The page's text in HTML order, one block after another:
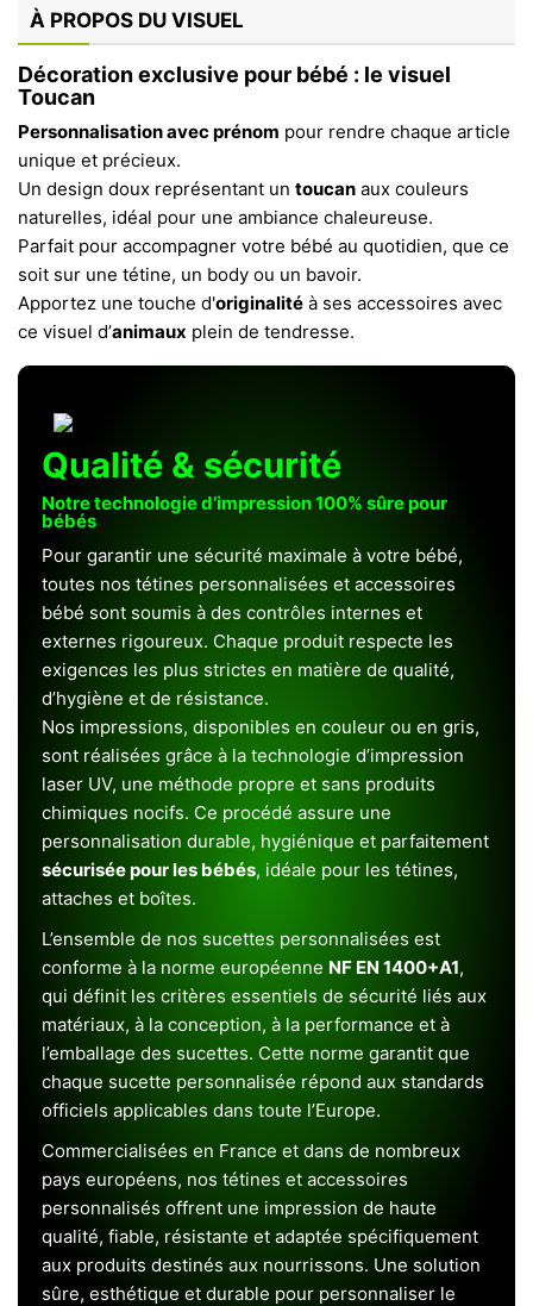
À PROPOS DU VISUEL
Décoration exclusive pour bébé : le visuel
Toucan
Personnalisation avec prénom pour rendre chaque article
unique et précieux.
Un design doux représentant un toucan aux couleurs
naturelles, idéal pour une ambiance chaleureuse.
Parfait pour accompagner votre bébé au quotidien, que ce
soit sur une tétine, un body ou un bavoir.
Apportez une touche d'originalité à ses accessoires avec
ce visuel d’animaux plein de tendresse.
Qualité & sécurité
Notre technologie d’impression 100% sûre pour
bébés
Pour garantir une sécurité maximale à votre bébé,
toutes nos tétines personnalisées et accessoires
bébé sont soumis à des contrôles internes et
externes rigoureux. Chaque produit respecte les
exigences les plus strictes en matière de qualité,
d’hygiène et de résistance.
Nos impressions, disponibles en couleur ou en gris,
sont réalisées grâce à la technologie d’impression
laser UV, une méthode propre et sans produits
chimiques nocifs. Ce procédé assure une
personnalisation durable, hygiénique et parfaitement
sécurisée pour les bébés, idéale pour les tétines,
attaches et boîtes.
L’ensemble de nos sucettes personnalisées est
conforme à la norme européenne NF EN 1400+A1,
qui définit les critères essentiels de sécurité liés aux
matériaux, à la conception, à la performance et à
l’emballage des sucettes. Cette norme garantit que
chaque sucette personnalisée répond aux standards
officiels applicables dans toute l’Europe.
Commercialisées en France et dans de nombreux
pays européens, nos tétines et accessoires
personnalisés offrent une impression de haute
qualité, fiable, résistante et adaptée spécifiquement
aux produits destinés aux nourrissons. Une solution
sûre, esthétique et durable pour personnaliser le